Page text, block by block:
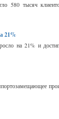
580 тысяч
21%
на 21% и